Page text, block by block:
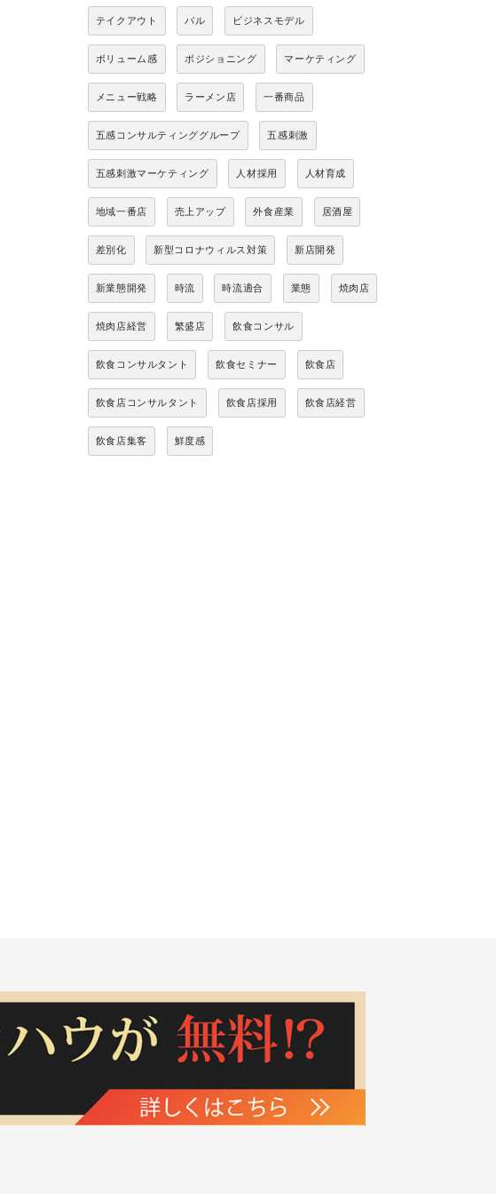
テイクアウト バル ビジネスモデル
ボリューム感 ポジショニング マーケティング
メニュー戦略 ラーメン店 一番商品
五感コンサルティンググループ 五感刺激
五感刺激マーケティング 人材採用 人材育成
地域一番店 売上アップ 外食産業 居酒屋
差別化 新型コロナウィルス対策 新店開発
新業態開発 時流 時流適合 業態 焼肉店
焼肉店経営 繁盛店 飲食コンサル
飲食コンサルタント 飲食セミナー 飲食店
飲食店コンサルタント 飲食店採用 飲食店経営
飲食店集客 鮮度感